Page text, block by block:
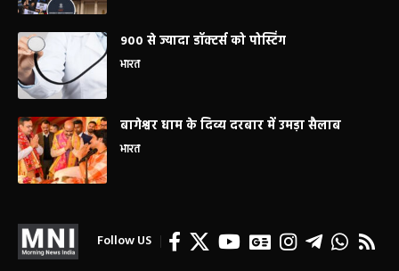
900 से ज्यादा डॉक्टर्स को पोस्टिंग
भारत
बागेश्वर धाम के दिव्य दरबार में उमड़ा सैलाब
भारत
Follow US